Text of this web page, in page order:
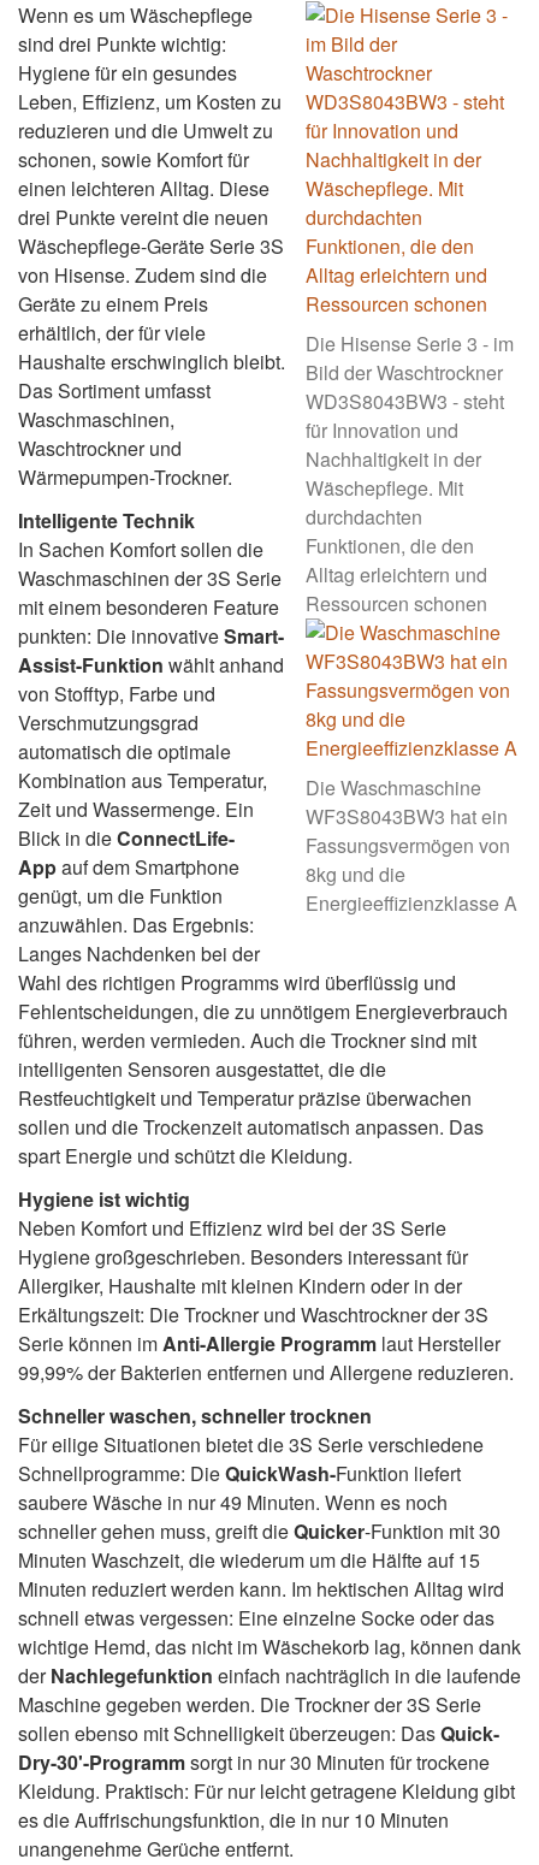
Die Hisense Serie 3 - im
Bild der Waschtrockner
WD3S8043BW3 - steht
für Innovation und
Nachhaltigkeit in der
Wäschepflege. Mit
durchdachten
Funktionen, die den
Alltag erleichtern und
Ressourcen schonen
Die Waschmaschine
WF3S8043BW3 hat ein
Fassungsvermögen von
8kg und die
Energieeffizienzklasse A
Wenn es um Wäschepflege
sind drei Punkte wichtig:
Hygiene für ein gesundes
Leben, Effizienz, um Kosten zu
reduzieren und die Umwelt zu
schonen, sowie Komfort für
einen leichteren Alltag. Diese
drei Punkte vereint die neuen
Wäschepflege-Geräte Serie 3S
von Hisense. Zudem sind die
Geräte zu einem Preis
erhältlich, der für viele
Haushalte erschwinglich bleibt.
Das Sortiment umfasst
Waschmaschinen,
Waschtrockner und
Wärmepumpen-Trockner.
Intelligente Technik
In Sachen Komfort sollen die
Waschmaschinen der 3S Serie
mit einem besonderen Feature
punkten: Die innovativeSmart-
Assist-Funktion wählt anhand
von Stofftyp, Farbe und
Verschmutzungsgrad
automatisch die optimale
Kombination aus Temperatur,
Zeit und Wassermenge. Ein
Blick in dieConnectLife-
Appauf dem Smartphone
genügt, um die Funktion
anzuwählen. Das Ergebnis:
Langes Nachdenken bei der
Wahl des richtigen Programms wird überflüssig und
Fehlentscheidungen, die zu unnötigem Energieverbrauch
führen, werden vermieden. Auch die Trockner sind mit
intelligenten Sensoren ausgestattet, die die
Restfeuchtigkeit und Temperatur präzise überwachen
sollen und die Trockenzeit automatisch anpassen. Das
spart Energie und schützt die Kleidung.
Hygiene ist wichtig
Neben Komfort und Effizienz wird bei der 3S Serie
Hygiene großgeschrieben. Besonders interessant für
Allergiker, Haushalte mit kleinen Kindern oder in der
Erkältungszeit: Die Trockner und Waschtrockner der 3S
Serie können imAnti-Allergie Programm laut Hersteller
99,99% der Bakterien entfernen und Allergene reduzieren.
Schneller waschen, schneller trocknen
Für eilige Situationen bietet die 3S Serie verschiedene
Schnellprogramme: DieQuickWash-Funktion liefert
saubere Wäsche in nur 49 Minuten. Wenn es noch
schneller gehen muss, greift dieQuicker-Funktion mit 30
Minuten Waschzeit, die wiederum um die Hälfte auf 15
Minuten reduziert werden kann. Im hektischen Alltag wird
schnell etwas vergessen: Eine einzelne Socke oder das
wichtige Hemd, das nicht im Wäschekorb lag, können dank
der Nachlegefunktion einfach nachträglich in die laufende
Maschine gegeben werden. Die Trockner der 3S Serie
sollen ebenso mit Schnelligkeit überzeugen: DasQuick-
Dry-30'-Programmsorgt in nur 30 Minuten für trockene
Kleidung. Praktisch: Für nur leicht getragene Kleidung gibt
es die Auffrischungsfunktion, die in nur 10 Minuten
unangenehme Gerüche entfernt.